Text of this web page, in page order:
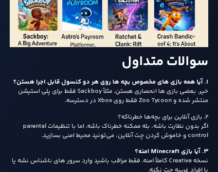
سوالات متداول
۱. آیا همه بازی‌ های مخصوص بچه‌ ها روی هر دو کنسول قابل اجرا هستن؟
خیر. بعضی بازی‌ ها انحصاری هستن. مثلاً Sackboy فقط برای پلی‌ استیشن
منتشر شده و Zoo Tycoon فقط روی Xbox در دسترسه.
۲. بازی آنلاین برای بچه‌ها خطرناکه؟
اگر بدون نظارت باشه، بله ممکنه خطرناک باشه. اما با تنظیمات parental
control و خاموش کردن چت آنلاین، می‌تونید محیط امنی بسازید.
۳. آیا بازی Minecraft امنه؟
نسخه Creative کاملاً امنه. فقط مراقب باشید وارد سرور های ناشناس نشه یا